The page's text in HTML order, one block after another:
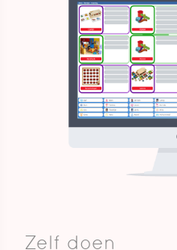
Zelf doen